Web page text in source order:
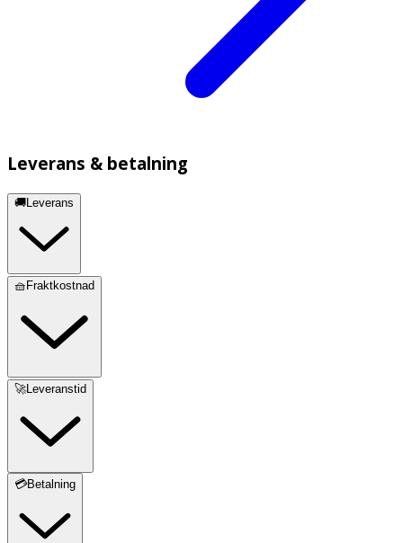
Leverans & betalning
🚚Leverans
🧺Fraktkostnad
🚀Leveranstid
💳Betalning